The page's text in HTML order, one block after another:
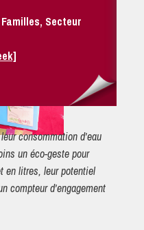
Secteur
un éco-geste pour
en litres, leur potentiel
compteur d'engagement